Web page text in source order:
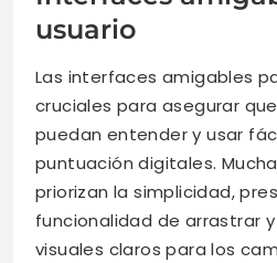
usuario
Las interfaces amigables
cruciales para asegurar
puedan entender y usar
puntuación digitales.
priorizan la simplicidad,
funcionalidad de arrastrar
visuales claros para los